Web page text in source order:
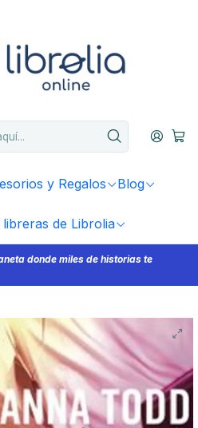
y Regalos Blog
de Librolia
donde miles de historias te